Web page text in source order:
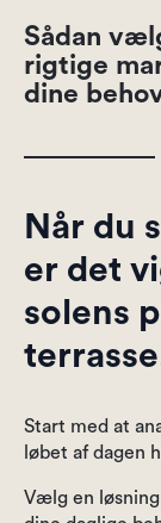
Sådan
rigtige
dine
Når du
er det
solens
Start med at
løbet af dagen
Vælg en